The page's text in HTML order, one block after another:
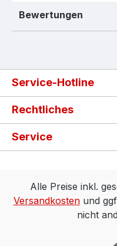
Bewertungen
Service-Hotline
Rechtliches
Service
Alle Preise inkl.
Versandkostenund
nicht